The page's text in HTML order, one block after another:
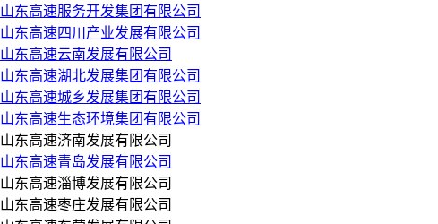
山东高速服务开发集团有限公司
山东高速四川产业发展有限公司
山东高速云南发展有限公司
山东高速湖北发展集团有限公司
山东高速城乡发展集团有限公司
山东高速生态环境集团有限公司
山东高速济南发展有限公司
山东高速青岛发展有限公司
山东高速淄博发展有限公司
山东高速枣庄发展有限公司